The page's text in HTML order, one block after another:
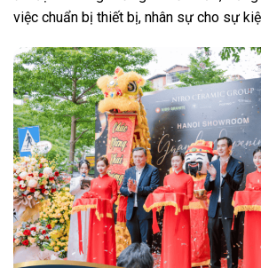
việc chuẩn bị thiết bị, nhân sự cho sự